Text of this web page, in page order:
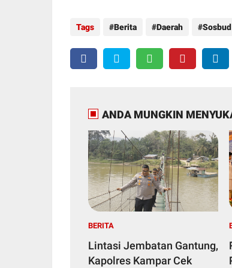
Tags Berita Daerah Sosbud
ANDA MUNGKIN
BERITA
Lintasi Jembatan Gantung,
Kapolres Kampar Cek